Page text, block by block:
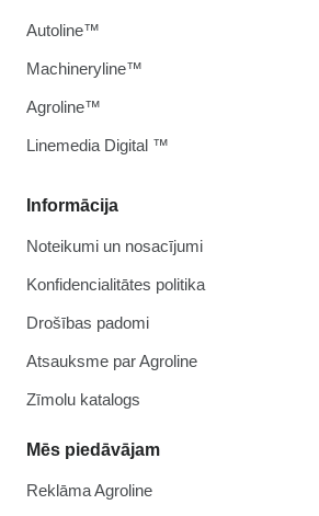
Informācija
Noteikumi un nosacījumi
Konfidencialitātes politika
Drošības padomi
Atsauksme par Agroline
Zīmolu katalogs
Mēs piedāvājam
Reklāma Agroline
Autoline™
Machineryline™
Agroline™
Linemedia Digital ™